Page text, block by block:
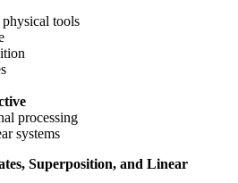
tools
processing
systems
Superposition, and Linear